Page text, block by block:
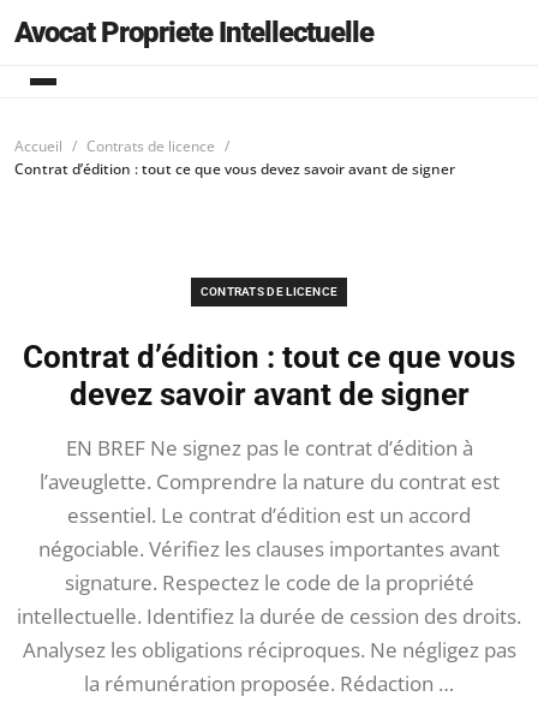
Avocat Propriete Intellectuelle
Accueil
Contrats de licence
Contrat d’édition : tout ce que vous devez savoir avant de signer
CONTRATS DE LICENCE
Contrat d’édition : tout ce que vous
devez savoir avant de signer
EN BREF Ne signez pas le contrat d’édition à
l’aveuglette. Comprendre la nature du contrat est
essentiel. Le contrat d’édition est un accord
négociable. Vérifiez les clauses importantes avant
signature. Respectez le code de la propriété
intellectuelle. Identifiez la durée de cession des droits.
Analysez les obligations réciproques. Ne négligez pas
la rémunération proposée. Rédaction …